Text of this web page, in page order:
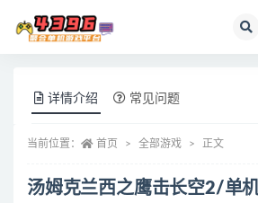
详情介绍 常见问题
当前位置： 首页 全部游戏 正文
汤姆克兰西之鹰击长空2/单